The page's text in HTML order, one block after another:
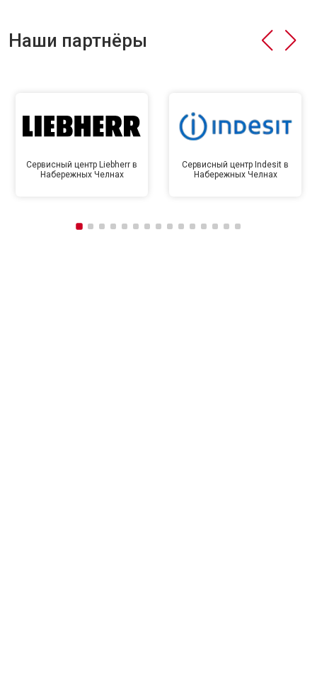
Наши партнёры
Сервисный центр Liebherr в
Набережных Челнах
Сервисный центр Indesit в
Набережных Челнах